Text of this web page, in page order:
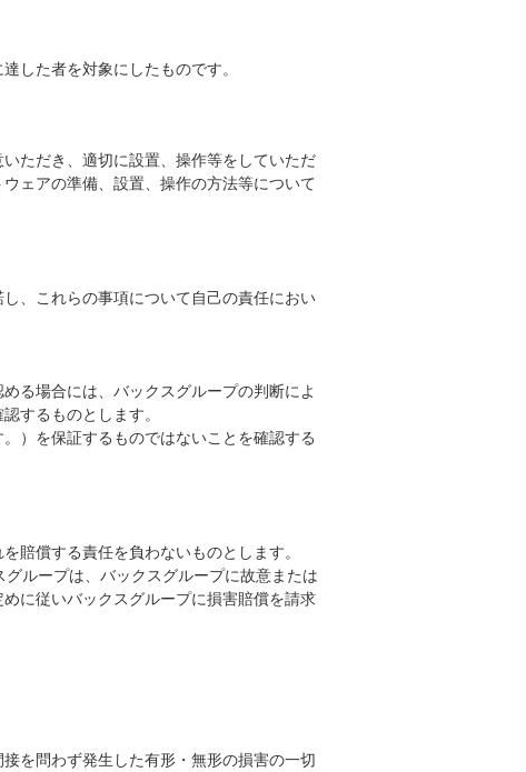
した者を対象にしたものです。
ただき、適切に設置、操作等をしていただ
ェアの準備、設置、操作の方法等について
、これらの事項について自己の責任におい
る場合には、バックスグループの判断によ
するものとします。
）を保証するものではないことを確認する
賠償する責任を負わないものとします。
ループは、バックスグループに故意または
に従いバックスグループに損害賠償を請求
を問わず発生した有形・無形の損害の一切